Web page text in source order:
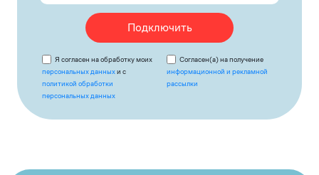
Подключить
Я согласен на обработку моих
персональных данныхи с
политикой обработки
персональных данных
Согласен(а) на получение
информационной и рекламной
рассылки